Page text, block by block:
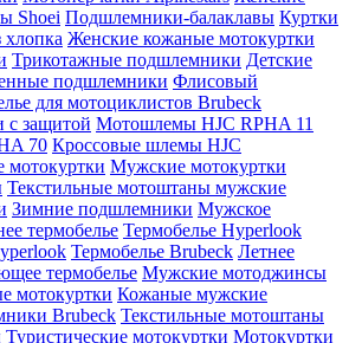
Shoei Подшлемники-балаклавы Куртки
Женские кожаные мотокуртки
Трикотажные подшлемники Детские
подшлемники Флисовый
для мотоциклистов Brubeck
с защитой Мотошлемы HJC RPHA 11
70 Кроссовые шлемы HJC
мотокуртки Мужские мотокуртки
Текстильные мотоштаны мужские
Зимние подшлемники Мужское
термобелье Термобелье Hyperlook
Термобелье Brubeck Летнее
термобелье Мужские мотоджинсы
мотокуртки Кожаные мужские
Brubeck Текстильные мотоштаны
Туристические мотокуртки Мотокуртки